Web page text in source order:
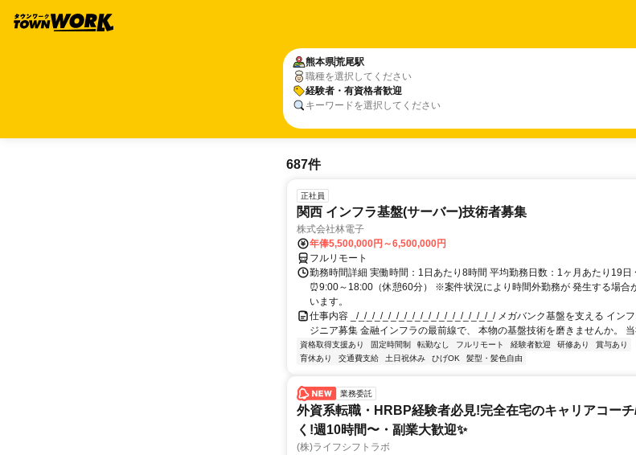
熊本県荒尾駅
職種を選択してください
経験者・有資格者歓迎
キーワードを選択してください
687件
正社員
関西 インフラ基盤(サーバー)技術者募集
株式会社林電子
年俸5,500,000円～6,500,000円
フルリモート
勤務時間詳細 実働時間：1日あたり8時間 平均勤務日数：1ヶ月あたり19日
⏰9:00～18:00（休憩60分） ※案件状況により時間外勤務が 発生する場合
います。
仕事内容 _/_/_/_/_/_/_/_/_/_/_/_/_/_/_/_/_/_/ メガバンク基盤を支える イン
ジニア募集 金融インフラの最前線で、 本物の基盤技術を磨きませんか。
資格取得支援あり 固定時間制 転勤なし フルリモート 経験者歓迎 研修あり
賞与あり
育休あり
交通費支給 土日祝休み ひげOK 髪型・髪色自由
業務委託
外資系転職・HRBP経験者必見!完全在宅のキャリアコー
く!週10時間〜・副業大歓迎✨
(株)ライフシフトラボ